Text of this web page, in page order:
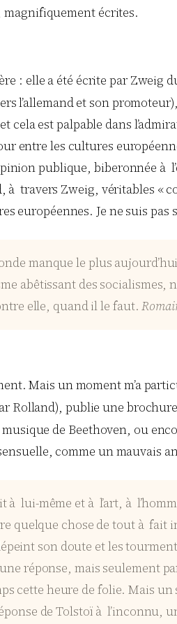
magnifiquement écrites.
: elle a été écrite par Zweig
l’allemand et son
est palpable dans
entre les cultures
publique, biberonnée
travers Zweig, véritables «
européennes. Je ne suis pas
manque le plus
abêtissant des
elle, quand il le faut.
Mais un moment m’a
Rolland), publie une
de Beethoven, ou
comme un mauvais
lui-même et à l’art, à
quelque chose de tout à fait
son doute et les
réponse, mais seulement
cette heure de folie. Mais
de Tolstoï à l’inconnu,